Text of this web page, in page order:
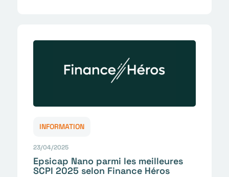
INFORMATION
23/04/2025
Epsicap Nano parmi les meilleures
SCPI 2025 selon Finance Héros